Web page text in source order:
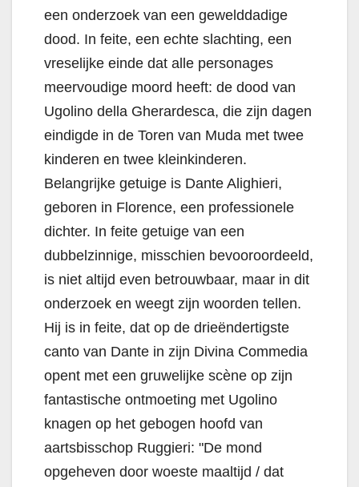
een onderzoek van een gewelddadige
dood. In feite, een echte slachting, een
vreselijke einde dat alle personages
meervoudige moord heeft: de dood van
Ugolino della Gherardesca, die zijn dagen
eindigde in de Toren van Muda met twee
kinderen en twee kleinkinderen.
Belangrijke getuige is Dante Alighieri,
geboren in Florence, een professionele
dichter. In feite getuige van een
dubbelzinnige, misschien bevooroordeeld,
is niet altijd even betrouwbaar, maar in dit
onderzoek en weegt zijn woorden tellen.
Hij is in feite, dat op de drieëndertigste
canto van Dante in zijn Divina Commedia
opent met een gruwelijke scène op zijn
fantastische ontmoeting met Ugolino
knagen op het gebogen hoofd van
aartsbisschop Ruggieri: "De mond
opgeheven door woeste maaltijd / dat